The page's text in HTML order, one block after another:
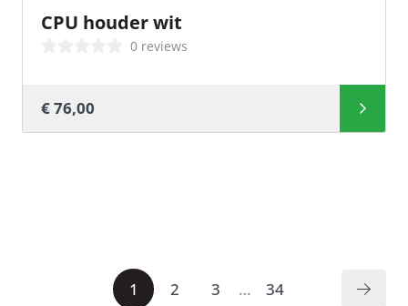
CPU houder wit
0 reviews
€ 76,00
1 2 3 … 34